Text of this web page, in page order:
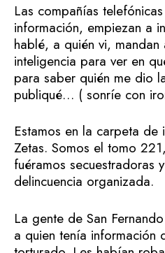
Las compañías
información, empiezan a
hablé, a quién vi,
inteligencia para ver en
para saber quién me dio
publiqué… ( sonríe con
Estamos en la carpeta de
Zetas. Somos el tomo
fuéramos secuestradoras
delincuencia organizada.
La gente de San
a quien tenía información